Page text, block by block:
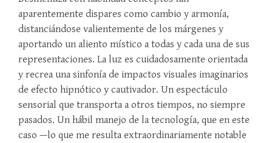
aparentemente dispares como cambio y armonía,
distanciándose valientemente de los márgenes y
aportando un aliento místico a todas y cada una de sus
representaciones. La luz es cuidadosamente orientada
y recrea una sinfonía de impactos visuales imaginarios
de efecto hipnótico y cautivador. Un espectáculo
sensorial que transporta a otros tiempos, no siempre
pasados. Un hábil manejo de la tecnología, que en este
caso —lo que me resulta extraordinariamente notable